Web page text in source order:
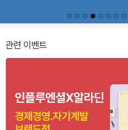
관련 이벤트